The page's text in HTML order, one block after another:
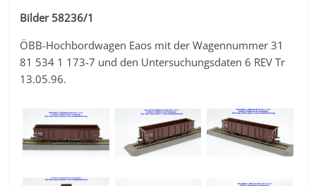
Bilder 58236/1
ÖBB-Hochbordwagen Eaos mit der Wagennummer 31
81 534 1 173-7 und den Untersuchungsdaten 6 REV Tr
13.05.96.